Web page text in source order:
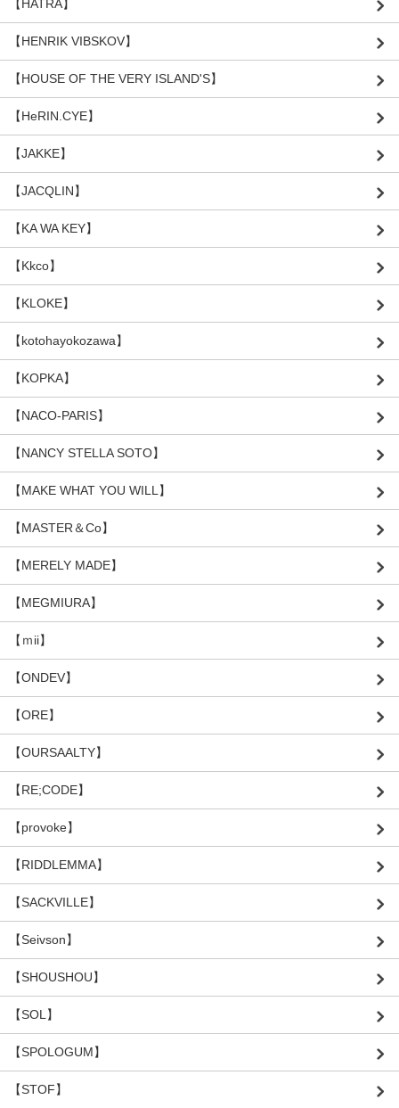
【HATRA】
【HENRIK VIBSKOV】
【HOUSE OF THE VERY ISLAND'S】
【HeRIN.CYE】
【JAKKE】
【JACQLIN】
【KA WA KEY】
【Kkco】
【KLOKE】
【kotohayokozawa】
【KOPKA】
【NACO-PARIS】
【NANCY STELLA SOTO】
【MAKE WHAT YOU WILL】
【MASTER＆Co】
【MERELY MADE】
【MEGMIURA】
【ｍii】
【ONDEV】
【ORE】
【OURSAALTY】
【RE;CODE】
【provoke】
【RIDDLEMMA】
【SACKVILLE】
【Seivson】
【SHOUSHOU】
【SOL】
【SPOLOGUM】
【STOF】